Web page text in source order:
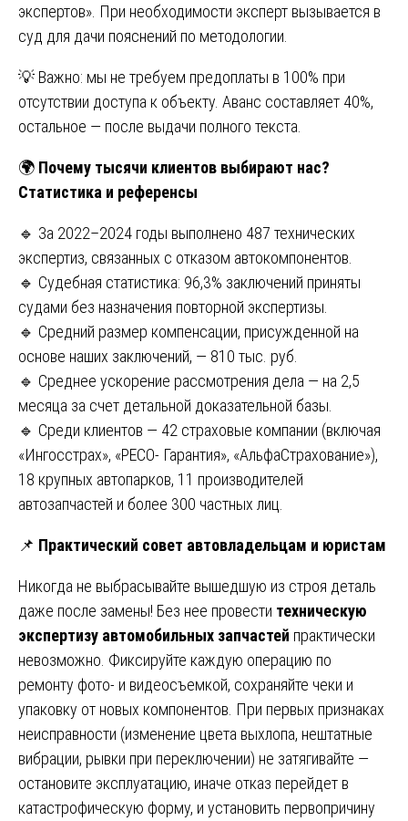
экспертов». При необходимости эксперт вызывается в
суд для дачи пояснений по методологии.
💡 Важно: мы не требуем предоплаты в 100% при
отсутствии доступа к объекту. Аванс составляет 40%,
остальное — после выдачи полного текста.
🌍 Почему тысячи клиентов выбирают нас?
Статистика и референсы
🔹 За 2022–2024 годы выполнено 487 технических
экспертиз, связанных с отказом автокомпонентов.
🔹 Судебная статистика: 96,3% заключений приняты
судами без назначения повторной экспертизы.
🔹 Средний размер компенсации, присужденной на
основе наших заключений, — 810 тыс. руб.
🔹 Среднее ускорение рассмотрения дела — на 2,5
месяца за счет детальной доказательной базы.
🔹 Среди клиентов — 42 страховые компании (включая
«Ингосстрах», «РЕСО- Гарантия», «АльфаСтрахование»),
18 крупных автопарков, 11 производителей
автозапчастей и более 300 частных лиц.
📌 Практический совет автовладельцам и юристам
Никогда не выбрасывайте вышедшую из строя деталь
даже после замены! Без нее провести техническую
экспертизу автомобильных запчастей практически
невозможно. Фиксируйте каждую операцию по
ремонту фото- и видеосъемкой, сохраняйте чеки и
упаковку от новых компонентов. При первых признаках
неисправности (изменение цвета выхлопа, нештатные
вибрации, рывки при переключении) не затягивайте —
остановите эксплуатацию, иначе отказ перейдет в
катастрофическую форму, и установить первопричину